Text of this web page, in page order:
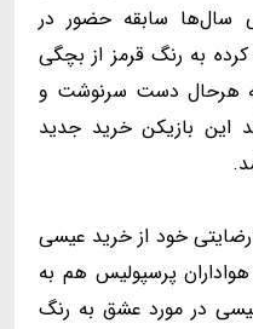
سال‌ها سابقه حضور در
کرده به رنگ قرمز از بچگی
هرحال دست سرنوشت و
این بازیکن خرید جدید
خود از خرید عیسی
هواداران پرسپولیس هم به
در مورد عشق به رنگ